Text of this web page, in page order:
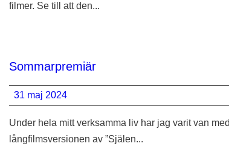
filmer. Se till att den...
Sommarpremiär
31 maj 2024
Under hela mitt verksamma liv har jag varit van
långfilmsversionen av ”Själen...